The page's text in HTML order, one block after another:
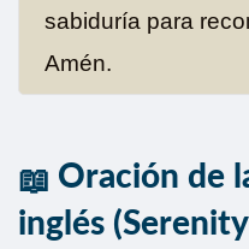
sabiduría para
Amén.
Oración de
inglés